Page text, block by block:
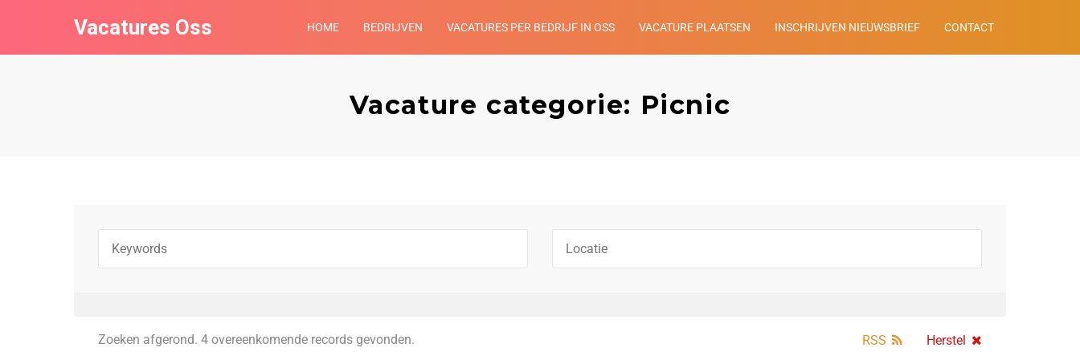
Vacatures Oss HOME BEDRIJVEN VACATURES PER BEDRIJF IN OSS VACATURE PLAATSEN INSCHRIJVEN NIEUWSBRIEF CONTACT
Vacature categorie: Picnic
Zoeken afgerond. 4 overeenkomende records gevonden. Herstel
RSS